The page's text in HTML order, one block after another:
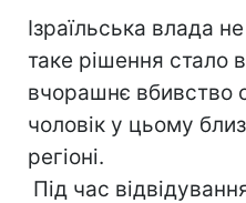
Ізраїльська влада
таке рішення стало
вчорашнє вбивство
чоловік у цьому
регіоні.
Під час